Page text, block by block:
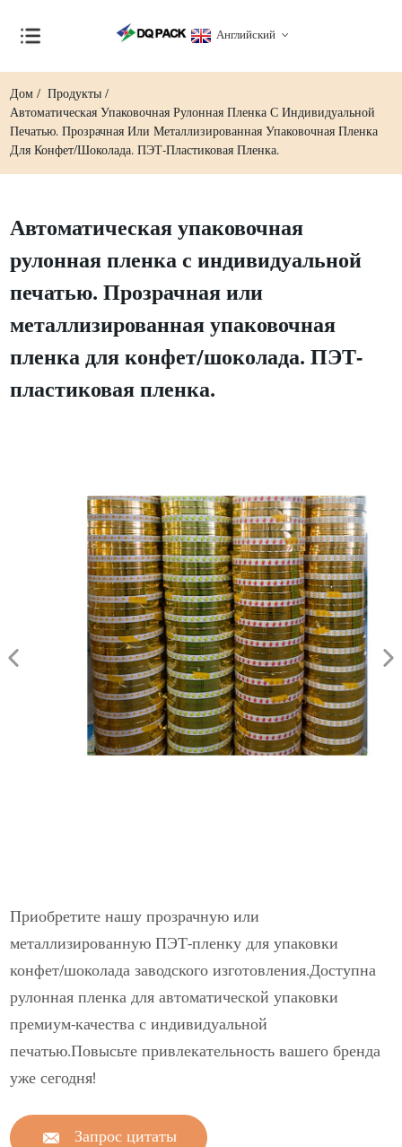
Английский
Дом
Продукты
Автоматическая Упаковочная Рулонная Пленка С Индивидуальной
Печатью. Прозрачная Или Металлизированная Упаковочная Пленка
Для Конфет/шоколада. ПЭТ-Пластиковая Пленка.
Автоматическая упаковочная
рулонная пленка с индивидуальной
печатью. Прозрачная или
металлизированная упаковочная
пленка для конфет/шоколада. ПЭТ-
пластиковая пленка.
Приобретите нашу прозрачную или
металлизированную ПЭТ-пленку для упаковки
конфет/шоколада заводского изготовления.Доступна
рулонная пленка для автоматической упаковки
премиум-качества с индивидуальной
печатью.Повысьте привлекательность вашего бренда
уже сегодня!
Запрос цитаты